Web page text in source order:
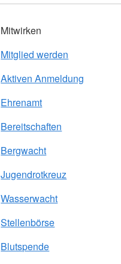
Mitwirken
Mitglied werden
Aktiven Anmeldung
Ehrenamt
Bereitschaften
Bergwacht
Jugendrotkreuz
Wasserwacht
Stellenbörse
Blutspende